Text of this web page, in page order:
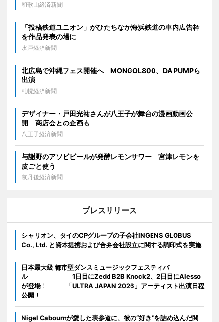
和歌山経済新聞
「投稿鉄道ユニオン」がひたちなか海浜鉄道の車内広告枠
を作品発表の場に
水戸経済新聞
北広島で沖縄フェス開催へ MONGOL800、DA PUMPら
出演
札幌経済新聞
デザイナー・戸田光祐さんが八王子が舞台の漫画動画公
開 商店会との企画も
八王子経済新聞
与謝野のアソビビールが発酵レモンサワー 宮津レモンを
皮ごと使う
京丹後経済新聞
プレスリリース
シャリオン、タイのCPグループの子会社INGENS GLOBUS
Co., Ltd. と資本提携および合弁会社設立に関する調印式を実施
日本最大級 都市型ダンスミュージックフェスティバ
ル 1日目にZedd B2B Knock2、2日目にAlesso
が登場！ 「ULTRA JAPAN 2026」アーティスト出演日程
公開！
Nigel Cabournが愛した表参道に、彼の“好き”を詰め込んだ関